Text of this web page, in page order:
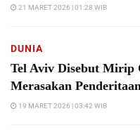
21 MARET 2026 | 01:28 WIB
DUNIA
Tel Aviv Disebut Mirip
Merasakan
19 MARET 2026 | 03:42 WIB